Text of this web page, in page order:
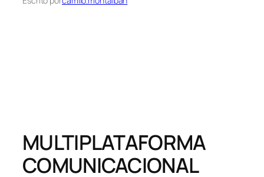
MULTIPLATAFORMA
COMUNICACIONAL